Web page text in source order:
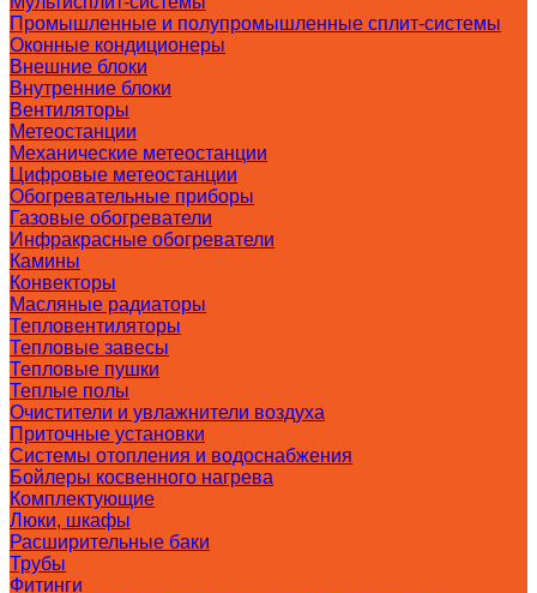
Промышленные и полупромышленные сплит-системы
Оконные кондиционеры
Внешние блоки
Внутренние блоки
Вентиляторы
Метеостанции
Механические метеостанции
Цифровые метеостанции
Обогревательные приборы
Газовые обогреватели
Инфракрасные обогреватели
Камины
Конвекторы
Масляные радиаторы
Тепловентиляторы
Тепловые завесы
Тепловые пушки
Теплые полы
Очистители и увлажнители воздуха
Приточные установки
Системы отопления и водоснабжения
Бойлеры косвенного нагрева
Комплектующие
Люки, шкафы
Расширительные баки
Трубы
Фитинги